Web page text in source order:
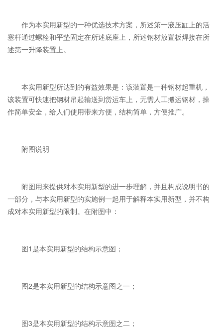
作为本实用新型的一种优选技术方案，所述第一液压缸上的活
塞杆通过螺栓和平垫固定在所述底座上，所述钢材放置板焊接在所
述第一升降装置上。
本实用新型所达到的有益效果是：该装置是一种钢材起重机，
该装置可快速把钢材吊起输送到货运车上，无需人工搬运钢材，操
作简单安全，给人们使用带来方便，结构简单，方便推广。
附图说明
附图用来提供对本实用新型的进一步理解，并且构成说明书的
一部分，与本实用新型的实施例一起用于解释本实用新型，并不构
成对本实用新型的限制。在附图中：
图1是本实用新型的结构示意图；
图2是本实用新型的结构示意图之一；
图3是本实用新型的结构示意图之二；